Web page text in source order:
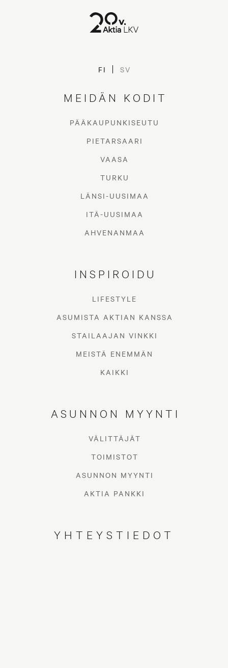
FI SV
MEIDÄN KODIT
PÄÄKAUPUNKISEUTU
PIETARSAARI
VAASA
TURKU
LÄNSI-UUSIMAA
ITÄ-UUSIMAA
AHVENANMAA
INSPIROIDU
LIFESTYLE
ASUMISTA AKTIAN KANSSA
STAILAAJAN VINKKI
MEISTÄ ENEMMÄN
KAIKKI
ASUNNON MYYNTI
VÄLITTÄJÄT
TOIMISTOT
ASUNNON MYYNTI
AKTIA PANKKI
YHTEYSTIEDOT